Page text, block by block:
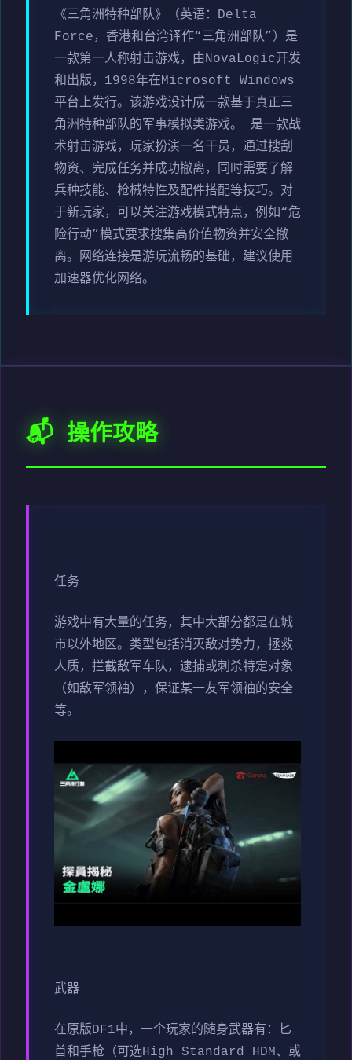
《三角洲特种部队》（英语：Delta
Force，香港和台湾译作“三角洲部队”）是
一款第一人称射击游戏，由NovaLogic开发
和出版，1998年在Microsoft Windows
平台上发行。该游戏设计成一款基于真正三
角洲特种部队的军事模拟类游戏。 是一款战
术射击游戏，玩家扮演一名干员，通过搜刮
物资、完成任务并成功撤离，同时需要了解
兵种技能、枪械特性及配件搭配等技巧。对
于新玩家，可以关注游戏模式特点，例如“危
险行动”模式要求搜集高价值物资并安全撤
离。网络连接是游玩流畅的基础，建议使用
加速器优化网络。
📬 操作攻略
任务
游戏中有大量的任务，其中大部分都是在城
市以外地区。类型包括消灭敌对势力，拯救
人质，拦截敌军车队，逮捕或刺杀特定对象
（如敌军领袖），保证某一友军领袖的安全
等。
武器
在原版DF1中，一个玩家的随身武器有：匕
首和手枪（可选High Standard HDM、或